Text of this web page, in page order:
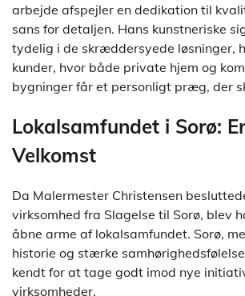
arbejde afspejler en dedikation til
sans for detaljen. Hans kunstneriske
tydelig i de skræddersyede løsninger,
kunder, hvor både private hjem og
bygninger får et personligt præg, der
Lokalsamfundet i Sorø:
Velkomst
Da Malermester Christensen
virksomhed fra Slagelse til Sorø, blev
åbne arme af lokalsamfundet. Sorø,
historie og stærke
kendt for at tage godt imod nye
virksomheder.